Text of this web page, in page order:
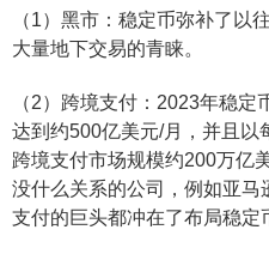
（1）黑市：稳定币弥补了以
大量地下交易的青睐。
（2）跨境支付：2023年稳
达到约500亿美元/月，并且以
跨境支付市场规模约200万亿
没什么关系的公司，例如亚
支付的巨头都冲在了布局稳定